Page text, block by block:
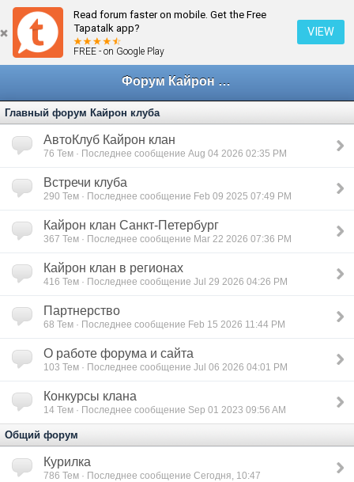
Read forum faster on mobile. Get the Free
Tapatalk app?
FREE - on Google Play
VIEW
Форум Кайрон клана
Главный форум Кайрон клуба
АвтоКлуб Кайрон клан
76 Тем · Последнее сообщение Aug 04 2026 02:35 PM
Встречи клуба
290 Тем · Последнее сообщение Feb 09 2025 07:49 PM
Кайрон клан Санкт-Петербург
367 Тем · Последнее сообщение Mar 22 2026 07:36 PM
Кайрон клан в регионах
416 Тем · Последнее сообщение Jul 29 2026 04:26 PM
Партнерство
68 Тем · Последнее сообщение Feb 15 2026 11:44 PM
О работе форума и сайта
103 Тем · Последнее сообщение Jul 06 2026 04:01 PM
Конкурсы клана
14 Тем · Последнее сообщение Sep 01 2023 09:56 AM
Общий форум
Курилка
786 Тем · Последнее сообщение Сегодня, 10:47